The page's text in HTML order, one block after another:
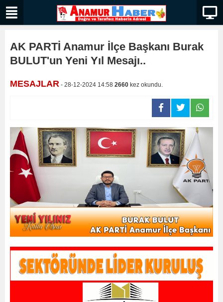
AK PARTİ Anamur İlçe Başkanı Burak
BULUT'un Yeni Yıl Mesajı..
MESAJLAR - 28-12-2024 14:58 2660 kez okundu.